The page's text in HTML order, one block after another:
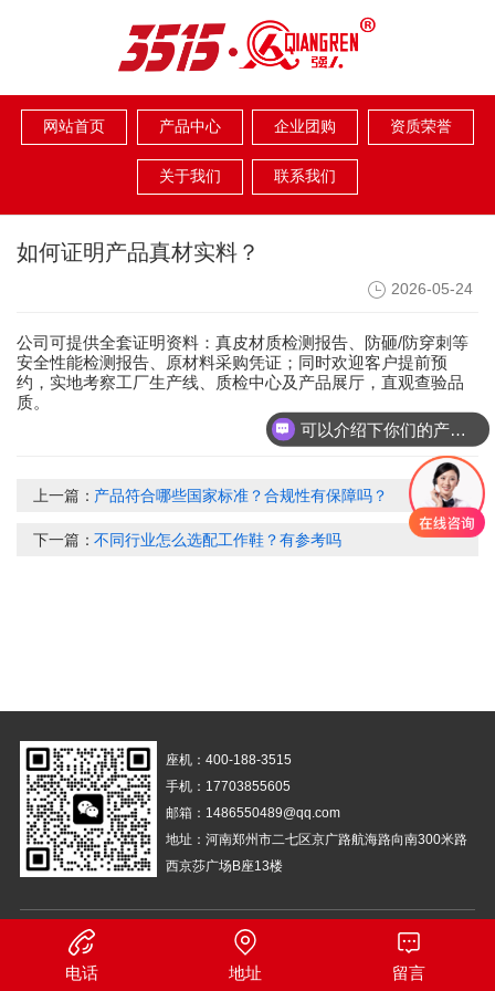
网站首页 产品中心 企业团购 资质荣誉
关于我们 联系我们
如何证明产品真材实料？
2026-05-24
公司可提供全套证明资料：真皮材质检测报告、防砸/防穿刺等
安全性能检测报告、原材料采购凭证；同时欢迎客户提前预
约，实地考察工厂生产线、质检中心及产品展厅，直观查验品
质。
上一篇： 产品符合哪些国家标准？合规性有保障吗？
下一篇：不同行业怎么选配工作鞋？有参考吗
座机：400-188-3515
手机：17703855605
邮箱：1486550489@qq.com
地址：河南郑州市二七区京广路航海路向南300米路
西京莎广场B座13楼
备案号： 豫ICP备14029661号-1
营业执照
电话
地址 留言
可以介绍下你们的产品么？